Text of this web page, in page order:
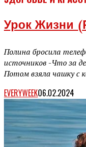
Урок Жизни
Полина бросила
источников -Что за
Потом взяла чашку с
EVERYWEEK06.02.2024